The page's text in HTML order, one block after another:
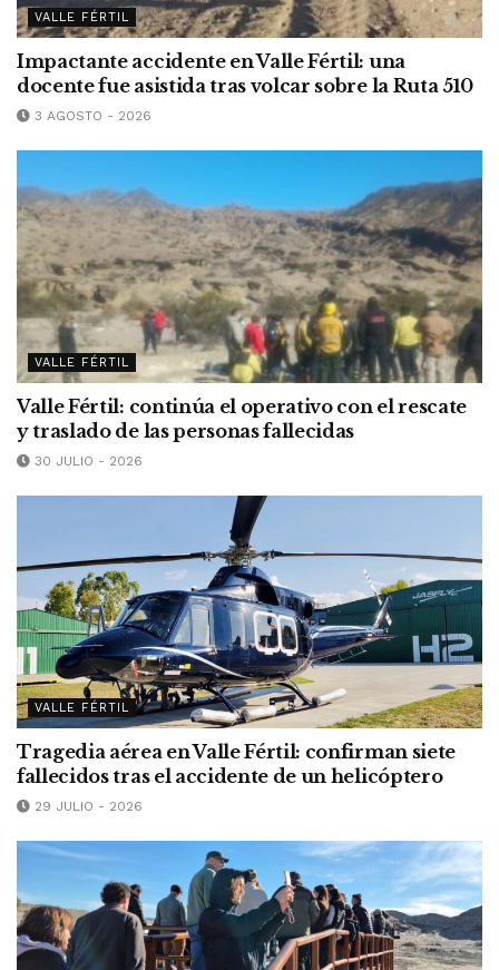
VALLE FÉRTIL
Impactante accidente en Valle Fértil: una
docente fue asistida tras volcar sobre la Ruta 510
3 AGOSTO - 2026
VALLE FÉRTIL
Valle Fértil: continúa el operativo con el rescate
y traslado de las personas fallecidas
30 JULIO - 2026
VALLE FÉRTIL
Tragedia aérea en Valle Fértil: confirman siete
fallecidos tras el accidente de un helicóptero
29 JULIO - 2026